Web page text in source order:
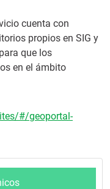
cuenta con
propios en SIG y
que los
en el ámbito
#/geoportal-